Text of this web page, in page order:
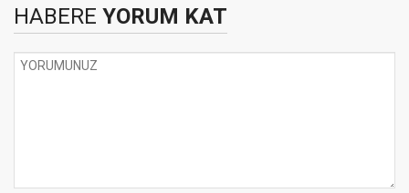
HABERE YORUM KAT